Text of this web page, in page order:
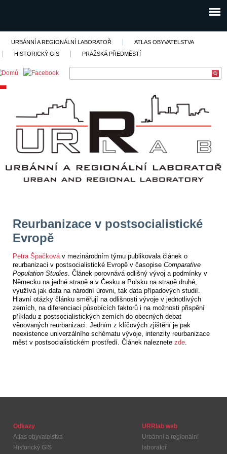
URBÁNNÍ A REGIONÁLNÍ LABORATOŘ
ATLAS OBYVATELSTVA
HISTORICKÝ GIS
PRAŽSKÁ PŘEDMĚSTÍ
Reurbanizace v postsocialistické
Evropě
Petra Špačkováv mezinárodním týmu publikovala článek o
reurbanizaci v postsocialistické Evropě v časopise Comparative
Population Studies. Článek porovnává odlišný vývoj a podmínky v
Německu na jedné straně a v Česku a Polsku na straně druhé,
využívá jak data na národní úrovni, tak data případových studií.
Hlavní otázky článku směřují na odlišnosti vývoje v jednotlivých
zemích, na diferenciaci působících faktorů i na možnosti přispění
příkladu z postsocialistických zemích do obecných debat
věnovaných reurbanizaci. Jedním z klíčových zjištění je pak
neexistence univerzálního schématu vývoje, intenzity reurbanizace
měst v postsocialistickém prostředí. Článek naleznete zde.
Odkazy
Atlas obyvatelstva
Historický GIS
URRlab web
Urbánní a regionální
laboratoř